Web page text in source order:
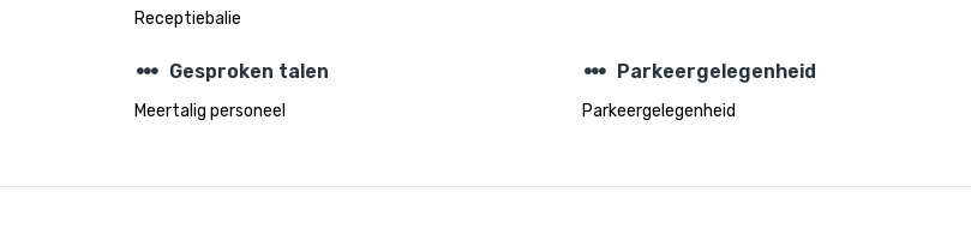
Receptiebalie
steppers Gesproken talen
Meertalig personeel
steppers Parkeergelegenheid
Parkeergelegenheid